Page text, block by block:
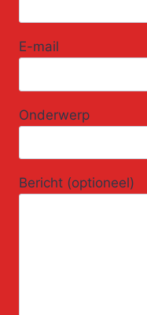
E-mail
Onderwerp
Bericht (optioneel)